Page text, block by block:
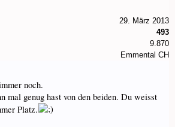
29. März 2013
493
9.870
Emmental CH
noch.
genug hast von den beiden. Du weisst
Platz.